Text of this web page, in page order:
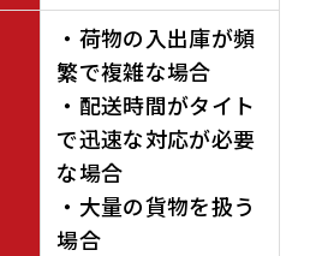
・荷物の入出庫が頻
繁で複雑な場合
・配送時間がタイト
で迅速な対応が必要
な場合
・大量の貨物を扱う
場合